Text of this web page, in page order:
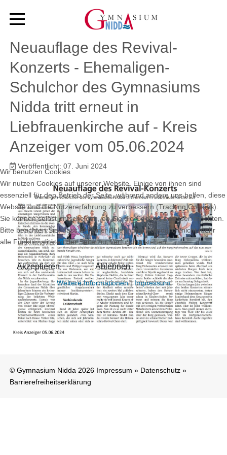
Neuauflage des Revival-
Konzerts - Ehemaligen-
Schulchor des Gymnasiums
Nidda tritt erneut in
Liebfrauenkirche auf - Kreis
Anzeiger vom 05.06.2024
Veröffentlicht: 07. Juni 2024
© Gymnasium Nidda 2026 Impressum » Datenschutz »
Barrierefreiheitserklärung
Wir benutzen Cookies
Wir nutzen Cookies auf unserer Website. Einige von ihnen sind
essenziell für den Betrieb der Seite, während andere uns helfen, diese
Website und die Nutzererfahrung zu verbessern (Tracking Cookies).
Sie können selbst entscheiden, ob Sie die Cookies zulassen möchten.
Bitte beachten Sie, dass bei einer Ablehnung womöglich nicht mehr
alle Funktionalitäten der Seite zur Verfügung stehen.
Akzeptieren Ablehnen
Weitere Informationen|Impressum